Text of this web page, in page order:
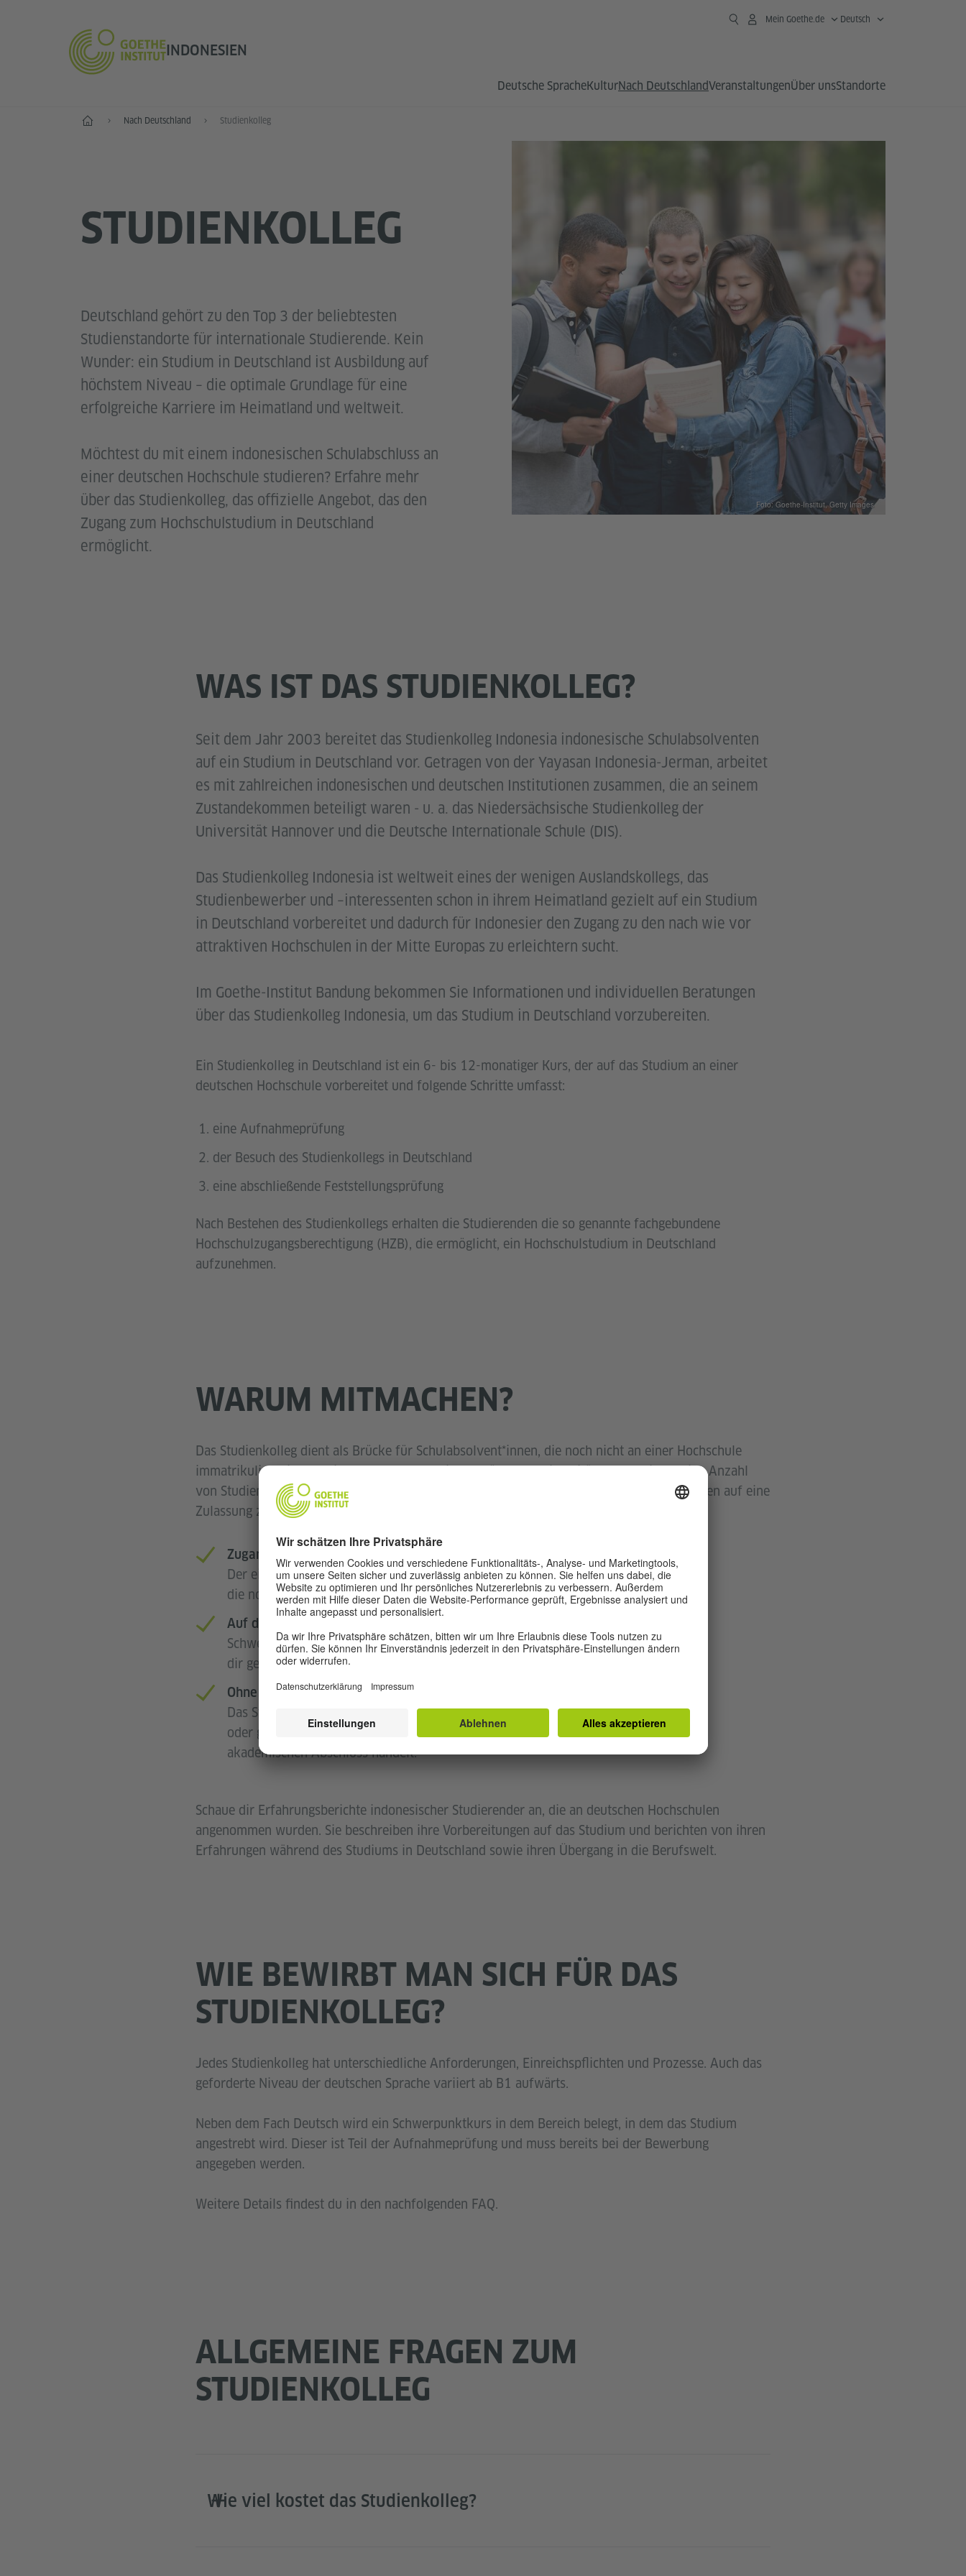
INDONESIEN
Mein Goethe.de Deutsch
Deutsche SpracheKulturNach DeutschlandVeranstaltungenÜber unsStandorte
Start Nach Deutschland Studienkolleg
STUDIENKOLLEG
Foto: Goethe-Institut, Getty Images
Deutschland gehört zu den Top 3 der beliebtesten
Studienstandorte für internationale Studierende. Kein
Wunder: ein Studium in Deutschland ist Ausbildung auf
höchstem Niveau – die optimale Grundlage für eine
erfolgreiche Karriere im Heimatland und weltweit.
Möchtest du mit einem indonesischen Schulabschluss an
einer deutschen Hochschule studieren? Erfahre mehr
über das Studienkolleg, das offizielle Angebot, das den
Zugang zum Hochschulstudium in Deutschland
ermöglicht.
WAS IST DAS STUDIENKOLLEG?
Seit dem Jahr 2003 bereitet das Studienkolleg Indonesia indonesische Schulabsolventen
auf ein Studium in Deutschland vor. Getragen von der Yayasan Indonesia-Jerman, arbeitet
es mit zahlreichen indonesischen und deutschen Institutionen zusammen, die an seinem
Zustandekommen beteiligt waren - u. a. das Niedersächsische Studienkolleg der
Universität Hannover und die Deutsche Internationale Schule (DIS).
Das Studienkolleg Indonesia ist weltweit eines der wenigen Auslandskollegs, das
Studienbewerber und –interessenten schon in ihrem Heimatland gezielt auf ein Studium
in Deutschland vorbereitet und dadurch für Indonesier den Zugang zu den nach wie vor
attraktiven Hochschulen in der Mitte Europas zu erleichtern sucht.
Im Goethe-Institut Bandung bekommen Sie Informationen und individuellen Beratungen
über das Studienkolleg Indonesia, um das Studium in Deutschland vorzubereiten.
Ein Studienkolleg in Deutschland ist ein 6- bis 12-monatiger Kurs, der auf das Studium an einer
deutschen Hochschule vorbereitet und folgende Schritte umfasst:
eine Aufnahmeprüfung
der Besuch des Studienkollegs in Deutschland
eine abschließende Feststellungsprüfung
Nach Bestehen des Studienkollegs erhalten die Studierenden die so genannte fachgebundene
Hochschulzugangsberechtigung (HZB), die ermöglicht, ein Hochschulstudium in Deutschland
aufzunehmen.
WARUM MITMACHEN?
Das Studienkolleg dient als Brücke für Schulabsolvent*innen, die noch nicht an einer Hochschule
immatrikuliert sind und in Deutschland studieren möchten. Universitäten reservieren eine Anzahl
von Studienplätzen speziell für Absolvent*innen des Studienkollegs, wodurch deine Chancen auf eine
Zulassung zum Studium verbessert werden.
Zugang zum Studium in Deutschland
Der einzige Weg für Ausländer*innen ohne deutsches Abitur,
die noch kein Studium in ihrem Land begonnen haben.
Auf dein Ziel fokussiert
Schwerpunktkursspezifische Inhalte, die bereits auf den von
dir gewünschten Studienbereich ausgerichtet sind.
Ohne Alters- oder Studienfachbeschränkungen
Das Studienkolleg steht allen offen, unabhängig vom Alter
oder gewünschten Studienfach, solange es sich um den ersten
akademischen Abschluss handelt.
Schaue dir Erfahrungsberichte indonesischer Studierender an, die an deutschen Hochschulen
angenommen wurden. Sie beschreiben ihre Vorbereitungen auf das Studium und berichten von ihren
Erfahrungen während des Studiums in Deutschland sowie ihren Übergang in die Berufswelt.
WIE BEWIRBT MAN SICH FÜR DAS
STUDIENKOLLEG?
Jedes Studienkolleg hat unterschiedliche Anforderungen, Einreichspflichten und Prozesse. Auch das
geforderte Niveau der deutschen Sprache variiert ab B1 aufwärts.
Neben dem Fach Deutsch wird ein Schwerpunktkurs in dem Bereich belegt, in dem das Studium
angestrebt wird. Dieser ist Teil der Aufnahmeprüfung und muss bereits bei der Bewerbung
angegeben werden.
Weitere Details findest du in den nachfolgenden FAQ.
ALLGEMEINE FRAGEN ZUM
STUDIENKOLLEG
Wie viel kostet das Studienkolleg?